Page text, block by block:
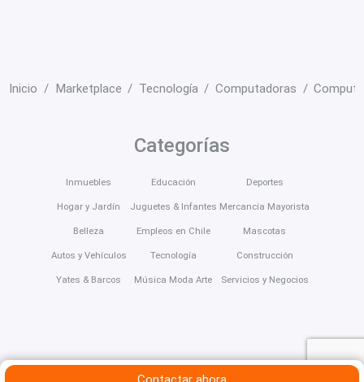
Inicio Marketplace Tecnología Computadoras
Categorías
Inmuebles
Hogar y Jardín
Belleza
Autos y Vehículos
Yates & Barcos
Educación
Juguetes & Infantes
Empleos en Chile
Tecnología
Música Moda Arte
Deportes
Mercancía Mayorista
Mascotas
Construcción
Servicios y Negocios